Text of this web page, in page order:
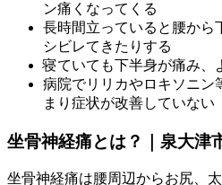
ン痛くなってくる
長時間立っていると腰から
シビレてきたりする
寝ていても下半身が痛み、
病院でリリカやロキソニン
まり症状が改善していない
坐骨神経痛とは？｜泉大津
坐骨神経痛は腰周辺からお尻、